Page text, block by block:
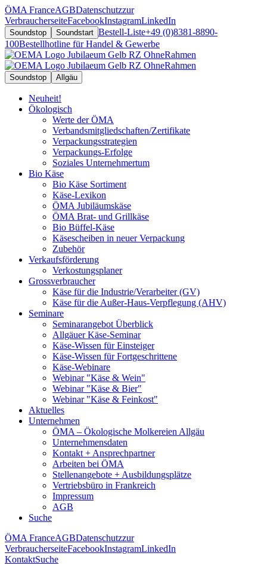
ÖMA FranceAGBDatenschutzzur
VerbraucherseiteFacebookInstagramLinkedIn
Soundstop Soundstart Bestell-Liste+49 (0)8381-8890-
100Bestellhotline für Handel & Gewerbe
Soundstop Allgäu
Neuheit!
Ökologisch
Werte der ÖMA
Verbandsmitgliedschaften/Zertifikate
Verpackungsstrategien
Verpackungs-Erfolge
Soziales Unternehmertum
Bio Käse
Bio Käse Sortiment
Käse-Lexikon
ÖMA Jubiläumskäse
ÖMA Brat- und Grillkäse
Bio Büffel-Käse
Käsescheiben in neuer Verpackung
Zubehör
Verkaufsförderung
Verkostungsplaner
Grossverbraucher
Käse für die Industrie/Verarbeiter (GV)
Käse für die Außer-Haus-Verpflegung (AHV)
Seminare
Seminarangebot Überblick
Allgäuer Käse-Seminar
Käse-Wissen für Einsteiger
Käse-Wissen für Fortgeschrittene
Käse-Webinare
Webinar "Käse & Wein"
Webinar "Käse & Bier"
Webinar "Käse & Feinkost"
Aktuelles
Unternehmen
ÖMA – Ökologische Molkereien Allgäu
Unternehmensdaten
Kontakt + Ansprechpartner
Arbeiten bei ÖMA
Stellenangebote + Ausbildungsplätze
Vertriebsbüro in Frankreich
Impressum
AGB
Suche
ÖMA FranceAGBDatenschutzzur
VerbraucherseiteFacebookInstagramLinkedIn
KontaktSuche